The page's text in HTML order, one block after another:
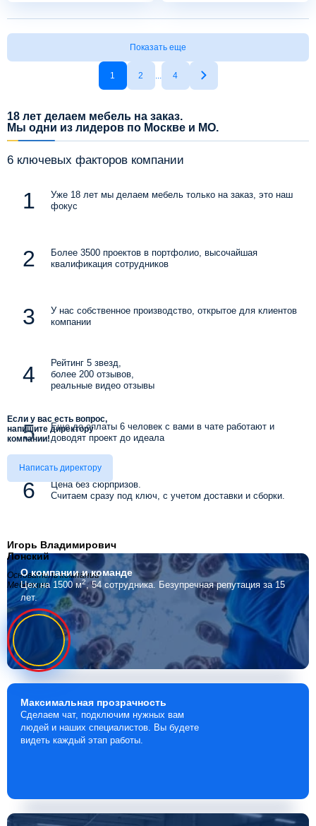
Показать еще
1 2 ... 4
18 лет делаем мебель на заказ.
Мы одни из лидеров по Москве и МО.
6 ключевых факторов компании
Уже 18 лет мы делаем мебель только на заказ, это наш
фокус
Более 3500 проектов в портфолио, высочайшая
квалификация сотрудников
У нас собственное производство, открытое для клиентов
компании
Рейтинг 5 звезд,
более 200 отзывов,
реальные видео отзывы
Еще до оплаты 6 человек с вами в чате работают и
доводят проект до идеала
Цена без сюрпризов.
Считаем сразу под ключ, с учетом доставки и сборки.
Если у вас есть вопрос,
напишите директору
компании!
Написать директору
Игорь Владимирович
Лонский
Основатель компании
Мебелино
О компаниии команде
Цех на 1500 м2, 54 сотрудника. Безупречная репутация за 15
лет.
Максимальная прозрачность
Сделаем чат, подключим нужных вам
людей и наших специалистов. Вы будете
видеть каждый этап работы.